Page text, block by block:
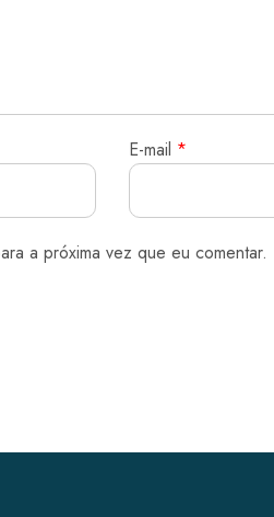
E-mail *
a próxima vez que eu comentar.